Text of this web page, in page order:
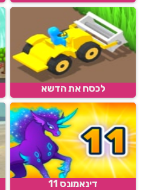
לכסח את הדשא
דינאמונס 11